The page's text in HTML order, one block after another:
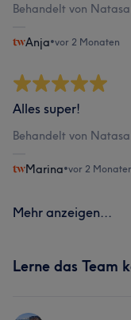
Behandelt von Natasa
Anja•vor 2 Monaten
Alles super!
Behandelt von Natasa
Marina•vor 2
Mehr anzeigen...
Lerne das Team